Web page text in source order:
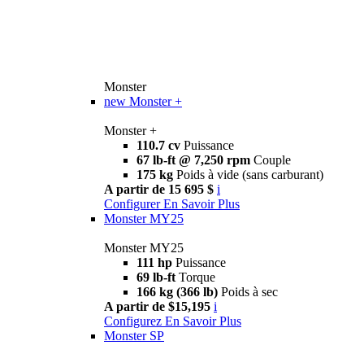
Monster
new Monster +
Monster +
110.7 cv Puissance
67 lb-ft @ 7,250 rpm Couple
175 kg Poids à vide (sans carburant)
A partir de 15 695 $ i
Configurer En Savoir Plus
Monster MY25
Monster MY25
111 hp Puissance
69 lb-ft Torque
166 kg (366 lb) Poids à sec
A partir de $15,195 i
Configurez En Savoir Plus
Monster SP